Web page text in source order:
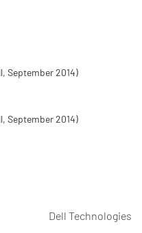
September 2014)
September 2014)
Dell Technologies